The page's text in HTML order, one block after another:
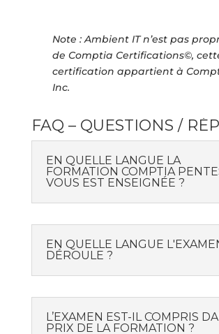
Note : Ambient IT n’est pas
de Comptia Certifications©,
certification appartient à
Inc.
FAQ – QUESTIONS /
EN QUELLE LANGUE LA
FORMATION COMPTIA
VOUS EST ENSEIGNÉE ?
EN QUELLE LANGUE
DÉROULE ?
L’EXAMEN EST-IL COMPRIS
PRIX DE LA FORMATION ?